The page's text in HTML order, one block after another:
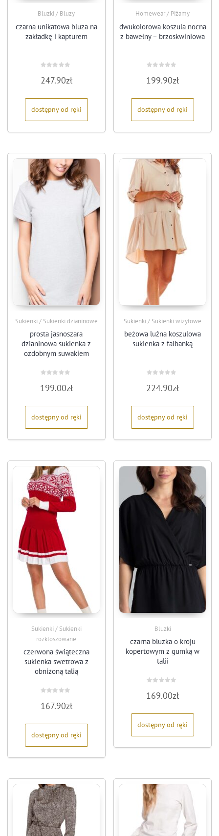
Bluzki / Bluzy
czarna unikatowa bluza na
zakładkę i kapturem
0
na
247.90zł
dostępny od ręki
Homewear / Piżamy
dwukolorowa koszula nocna
z bawełny – brzoskwiniowa
0
na
199.90zł
dostępny od ręki
Sukienki / Sukienki dzianinowe
prosta jasnoszara
dzianinowa sukienka z
ozdobnym suwakiem
0
na
199.00zł
dostępny od ręki
Sukienki / Sukienki wizytowe
beżowa luźna koszulowa
sukienka z falbanką
0
na
224.90zł
dostępny od ręki
Sukienki / Sukienki
rozkloszowane
czerwona świąteczna
sukienka swetrowa z
obniżoną talią
0
na
167.90zł
dostępny od ręki
Bluzki
czarna bluzka o kroju
kopertowym z gumką w
talii
0
na
169.00zł
dostępny od ręki